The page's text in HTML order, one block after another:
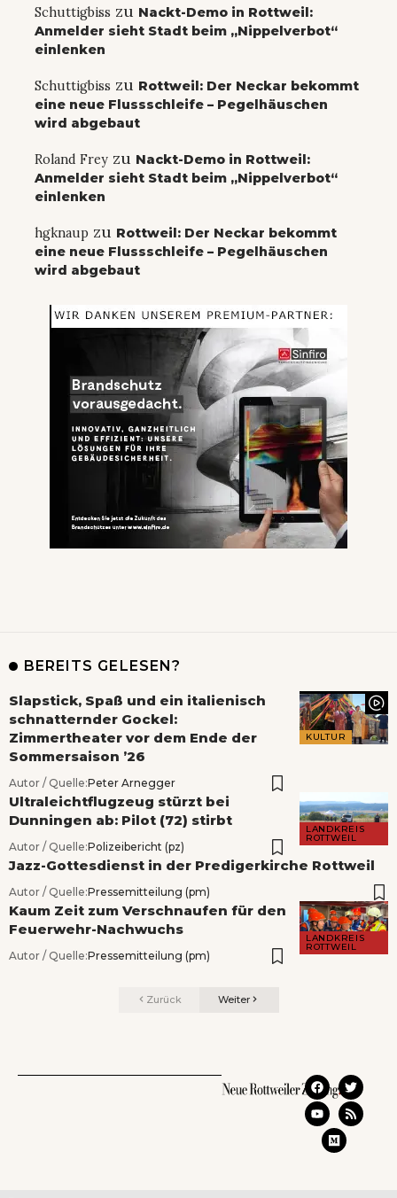
Schuttigbiss zu Nackt-Demo in Rottweil:
Anmelder sieht Stadt beim „Nippelverbot“
einlenken
Schuttigbiss zu Rottweil: Der Neckar bekommt
eine neue Flussschleife – Pegelhäuschen
wird abgebaut
Roland Frey zu Nackt-Demo in Rottweil:
Anmelder sieht Stadt beim „Nippelverbot“
einlenken
hgknaup zu Rottweil: Der Neckar bekommt
eine neue Flussschleife – Pegelhäuschen
wird abgebaut
BEREITS GELESEN?
KULTUR
Slapstick, Spaß und ein italienisch
schnatternder Gockel:
Zimmertheater vor dem Ende der
Sommersaison ’26
Autor / Quelle:Peter Arnegger
LANDKREIS
ROTTWEIL
Ultraleichtflugzeug stürzt bei
Dunningen ab: Pilot (72) stirbt
Autor / Quelle:Polizeibericht (pz)
Jazz-Gottesdienst in der Predigerkirche Rottweil
Autor / Quelle:Pressemitteilung (pm)
LANDKREIS
ROTTWEIL
Kaum Zeit zum Verschnaufen für den
Feuerwehr-Nachwuchs
Autor / Quelle:Pressemitteilung (pm)
Zurück Weiter